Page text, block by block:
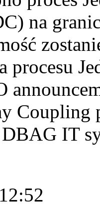
na
procesu
Coupling
IT